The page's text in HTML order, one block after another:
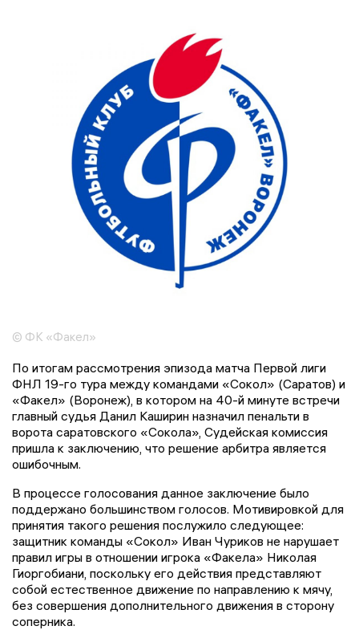
© ФК «Факел»
По итогам рассмотрения эпизода матча Первой лиги
ФНЛ 19-го тура между командами «Сокол» (Саратов) и
«Факел» (Воронеж), в котором на 40-й минуте встречи
главный судья Данил Каширин назначил пенальти в
ворота саратовского «Сокола», Судейская комиссия
пришла к заключению, что решение арбитра является
ошибочным.
В процессе голосования данное заключение было
поддержано большинством голосов. Мотивировкой для
принятия такого решения послужило следующее:
защитник команды «Сокол» Иван Чуриков не нарушает
правил игры в отношении игрока «Факела» Николая
Гиоргобиани, поскольку его действия представляют
собой естественное движение по направлению к мячу,
без совершения дополнительного движения в сторону
соперника.